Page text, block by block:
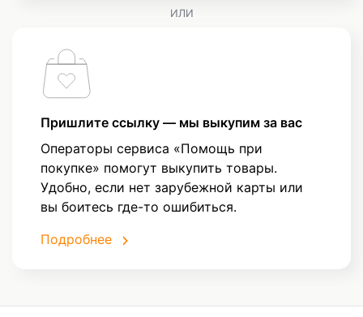
ИЛИ
Пришлите ссылку — мы выкупим за вас
Операторы сервиса «Помощь при
покупке» помогут выкупить товары.
Удобно, если нет зарубежной карты или
вы боитесь где-то ошибиться.
Подробнее